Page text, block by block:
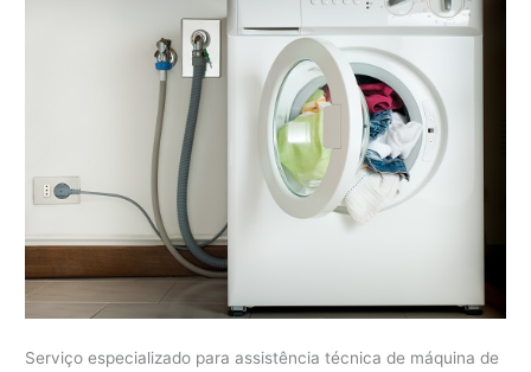
Serviço especializado para assistência técnica de máquina de